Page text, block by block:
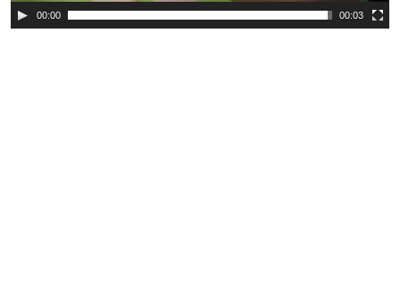
00:00 00:03